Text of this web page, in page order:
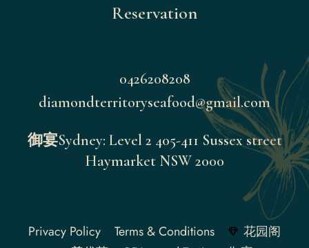
Reservation
0426208208
diamondterritoryseafood@gmail.com
御宴Sydney: Level 2 405-411 Sussex street
Haymarket NSW 2000
Privacy Policy Terms & Conditions
花园阁